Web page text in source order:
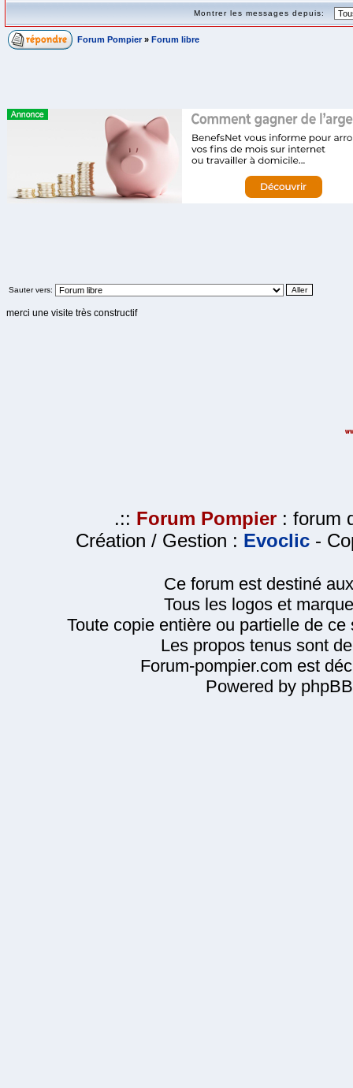
Montrer les messages depuis:
Forum Pompier » Forum libre
Sauter vers:
merci une visite très constructif
.:: Forum Pompier : forum
Création / Gestion : Evoclic -
Ce forum est destiné
Tous les logos et
Toute copie entière ou partielle de
Les propos tenus sont
Forum-pompier.com est
Powered by